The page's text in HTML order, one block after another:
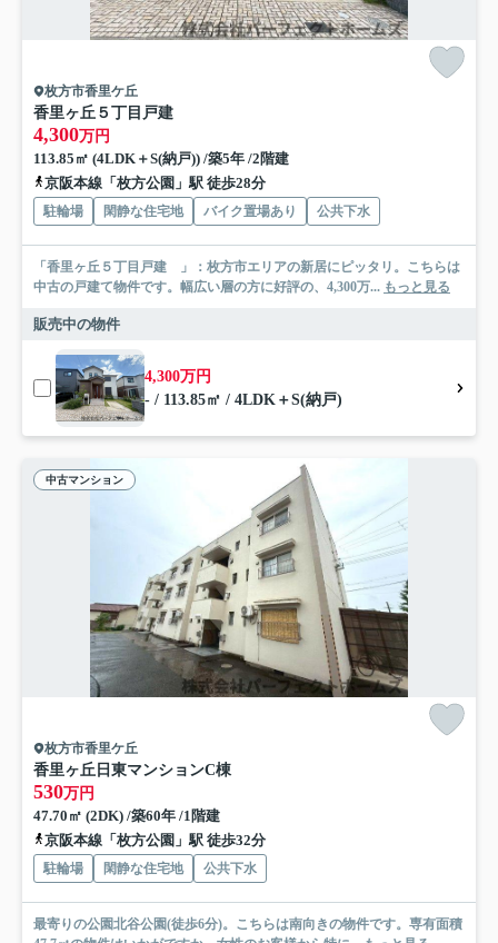
枚方市香里ケ丘
香里ヶ丘５丁目戸建
4,300万円
113.85㎡ (4LDK＋S(納戸)) /築5年 /2階建
京阪本線「枚方公園」駅 徒歩28分
駐輪場 閑静な住宅地 バイク置場あり 公共下水
「香里ヶ丘５丁目戸建 」：枚方市エリアの新居にピッタリ。こちらは
中古の戸建て物件です。幅広い層の方に好評の、4,300万... もっと見る
販売中の物件
4,300万円
- / 113.85㎡ / 4LDK＋S(納戸)
中古マンション
枚方市香里ケ丘
香里ヶ丘日東マンションC棟
530万円
47.70㎡ (2DK) /築60年 /1階建
京阪本線「枚方公園」駅 徒歩32分
駐輪場 閑静な住宅地 公共下水
最寄りの公園北谷公園(徒歩6分)。こちらは南向きの物件です。専有面積